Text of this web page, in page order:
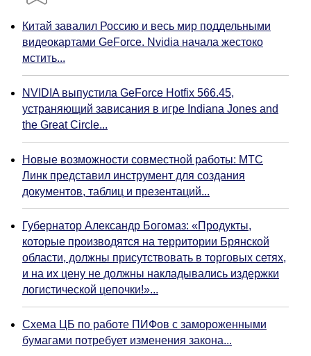
Китай завалил Россию и весь мир поддельными
видеокартами GeForce. Nvidia начала жестоко
мстить...
NVIDIA выпустила GeForce Hotfix 566.45,
устраняющий зависания в игре Indiana Jones and
the Great Circle...
Новые возможности совместной работы: МТС
Линк представил инструмент для создания
документов, таблиц и презентаций...
Губернатор Александр Богомаз: «Продукты,
которые производятся на территории Брянской
области, должны присутствовать в торговых сетях,
и на их цену не должны накладывались издержки
логистической цепочки!»...
Схема ЦБ по работе ПИФов с замороженными
бумагами потребует изменения закона...